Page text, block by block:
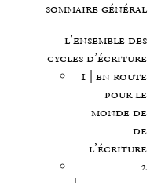
sommaire général
l’ensemble des
cycles d’écriture
1 | en route
pour le
monde de
de
l’écriture
2